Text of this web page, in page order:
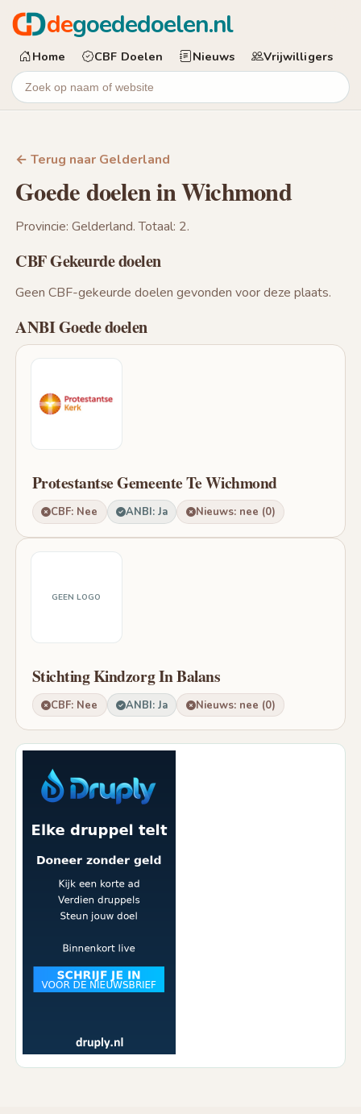
degoededoelen.nl
Home CBF Doelen Nieuws Vrijwilligers
← Terug naar Gelderland
Goede doelen in Wichmond
Provincie: Gelderland. Totaal: 2.
CBF Gekeurde doelen
Geen CBF-gekeurde doelen gevonden voor deze plaats.
ANBI Goede doelen
Protestantse Gemeente Te Wichmond
CBF: Nee ANBI: Ja Nieuws: nee (0)
GEEN LOGO
Stichting Kindzorg In Balans
CBF: Nee ANBI: Ja Nieuws: nee (0)